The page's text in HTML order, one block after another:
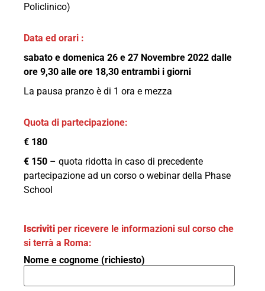
Policlinico)
Data ed orari :
sabato e domenica 26 e 27 Novembre 2022 dalle
ore 9,30 alle ore 18,30 entrambi i giorni
La pausa pranzo è di 1 ora e mezza
Quota di partecipazione:
€ 180
€ 150 – quota ridotta in caso di precedente
partecipazione ad un corso o webinar della Phase
School
Iscriviti per ricevere le informazioni sul corso che
si terrà a Roma:
Nome e cognome (richiesto)